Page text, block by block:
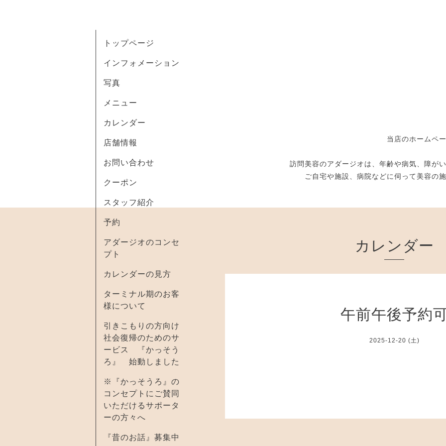
当店のホームペ
訪問美容のアダージオは、年齢や病気、障が
ご自宅や施設、病院などに伺って美容の
トップページ
インフォメーション
写真
メニュー
カレンダー
店舗情報
お問い合わせ
クーポン
スタッフ紹介
予約
アダージオのコンセ
プト
カレンダーの見方
ターミナル期のお客
様について
引きこもりの方向け
社会復帰のためのサ
ービス 『かっそう
ろ』 始動しました
※『かっそうろ』の
コンセプトにご賛同
いただけるサポータ
ーの方々へ
『昔のお話』募集中
カレンダー
午前午後予約
2025-12-20 (土)